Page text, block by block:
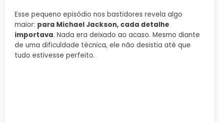
Esse pequeno episódio nos bastidores revela algo
maior: para Michael Jackson, cada detalhe
importava. Nada era deixado ao acaso. Mesmo diante
de uma dificuldade técnica, ele não desistia até que
tudo estivesse perfeito.